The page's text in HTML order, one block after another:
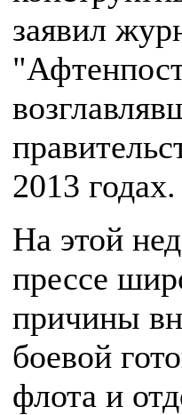
заявил
2013 годах.
На этой
прессе
причины
боевой
флота и